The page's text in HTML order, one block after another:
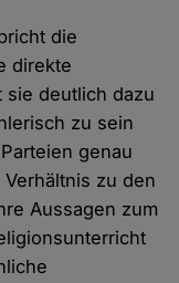
die
direkte
sie deutlich dazu
zu sein
genau
zu den
Aussagen zum